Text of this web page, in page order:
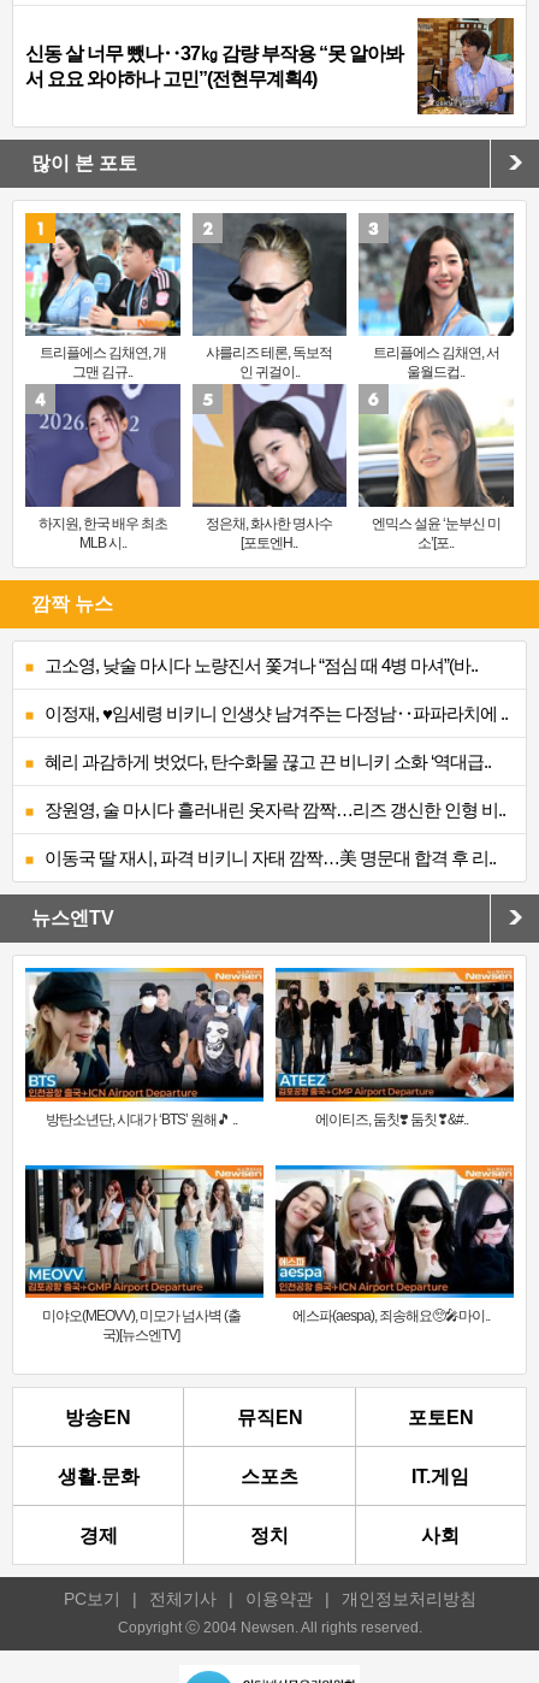
신동 살 너무 뺐나‥37㎏ 감량 부작용 “못 알아봐
서 요요 와야하나 고민”(전현무계획4)
많이 본 포토
트리플에스 김채연, 개
그맨 김규..
샤를리즈 테론, 독보적
인 귀걸이..
트리플에스 김채연, 서
울월드컵..
하지원, 한국 배우 최초
MLB 시..
정은채, 화사한 명사수
[포토엔H..
엔믹스 설윤 ‘눈부신 미
소’[포..
깜짝 뉴스
고소영, 낮술 마시다 노량진서 쫓겨나 “점심 때 4병 마셔”(바..
이정재, ♥임세령 비키니 인생샷 남겨주는 다정남‥파파라치에 ..
혜리 과감하게 벗었다, 탄수화물 끊고 끈 비니키 소화 ‘역대급..
장원영, 술 마시다 흘러내린 옷자락 깜짝…리즈 갱신한 인형 비..
이동국 딸 재시, 파격 비키니 자태 깜짝…美 명문대 합격 후 리..
뉴스엔TV
방탄소년단, 시대가 ‘BTS’ 원해🎵 .. 에이티즈, 둠칫❣️ 둠칫❣&#..
미야오(MEOVV), 미모가 넘사벽 (출
국)[뉴스엔TV]
에스파(aespa), 죄송해요🥺🎤마이..
방송EN 뮤직EN 포토EN
생활.문화 스포츠 IT.게임
경제 정치 사회
PC보기 | 전체기사 | 이용약관 | 개인정보처리방침
Copyright ⓒ 2004 Newsen. All rights reserved.